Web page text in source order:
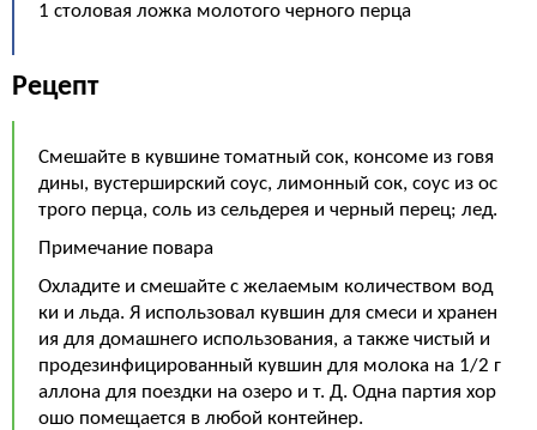
1 столовая ложка молотого черного перца
Рецепт
Смешайте в кувшине томатный сок, консоме из говя
дины, вустерширский соус, лимонный сок, соус из ос
трого перца, соль из сельдерея и черный перец; лед.
Примечание повара
Охладите и смешайте с желаемым количеством вод
ки и льда. Я использовал кувшин для смеси и хранен
ия для домашнего использования, а также чистый и
продезинфицированный кувшин для молока на 1/2 г
аллона для поездки на озеро и т. Д. Одна партия хор
ошо помещается в любой контейнер.